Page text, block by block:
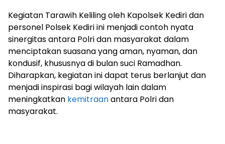
Kegiatan Tarawih Keliling oleh Kapolsek Kediri dan
personel Polsek Kediri ini menjadi contoh nyata
sinergitas antara Polri dan masyarakat dalam
menciptakan suasana yang aman, nyaman, dan
kondusif, khususnya di bulan suci Ramadhan.
Diharapkan, kegiatan ini dapat terus berlanjut dan
menjadi inspirasi bagi wilayah lain dalam
meningkatkan kemitraanantara Polri dan
masyarakat.